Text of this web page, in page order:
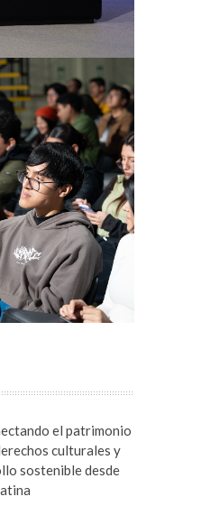
el patrimonio
culturales y
sostenible desde